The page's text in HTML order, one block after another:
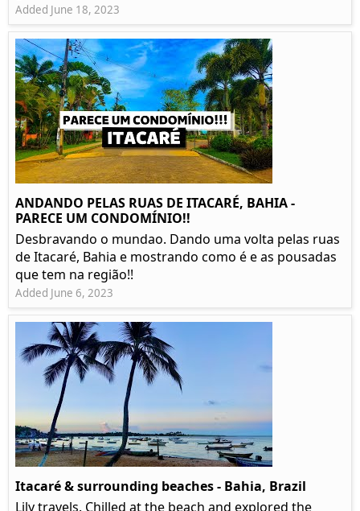
Added June 18, 2023
ANDANDO PELAS RUAS DE ITACARÉ, BAHIA -
PARECE UM CONDOMÍNIO!!
Desbravando o mundao. Dando uma volta pelas ruas
de Itacaré, Bahia e mostrando como é e as pousadas
que tem na região!!
Added June 6, 2023
Itacaré & surrounding beaches - Bahia, Brazil
Lily travels. Chilled at the beach and explored the